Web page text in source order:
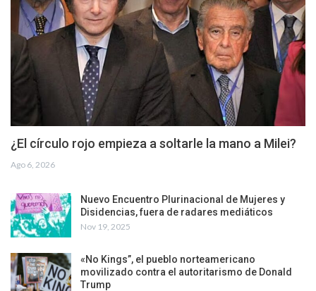
¿El círculo rojo empieza a soltarle la mano a Milei?
Ago 6, 2026
Nuevo Encuentro Plurinacional de Mujeres y
Disidencias, fuera de radares mediáticos
Nov 19, 2025
«No Kings”, el pueblo norteamericano
movilizado contra el autoritarismo de Donald
Trump